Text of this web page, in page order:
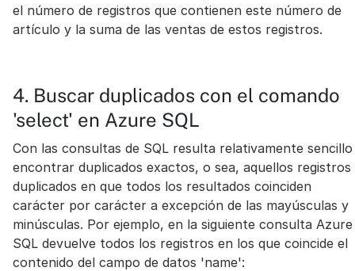
el número de registros que contienen este número de
artículo y la suma de las ventas de estos registros.
4. Buscar duplicados con el comando
'select' en Azure SQL
Con las consultas de SQL resulta relativamente sencillo
encontrar duplicados exactos, o sea, aquellos registros
duplicados en que todos los resultados coinciden
carácter por carácter a excepción de las mayúsculas y
minúsculas. Por ejemplo, en la siguiente consulta Azure
SQL devuelve todos los registros en los que coincide el
contenido del campo de datos 'name':